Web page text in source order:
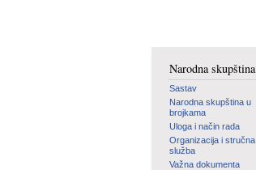
Narodna skupština
Sastav
Narodna skupština u
brojkama
Uloga i način rada
Organizacija i stručna
služba
Važna dokumenta